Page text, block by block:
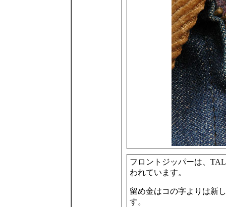
フロントジッパーは、
われています。
留め金はコの字よりは新
す。